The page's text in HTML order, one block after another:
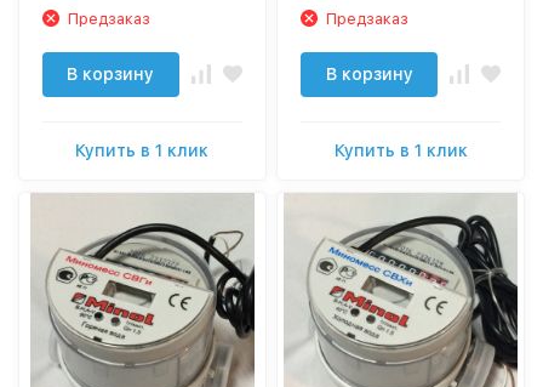
Предзаказ
В корзину
Купить в 1 клик
Предзаказ
В корзину
Купить в 1 клик